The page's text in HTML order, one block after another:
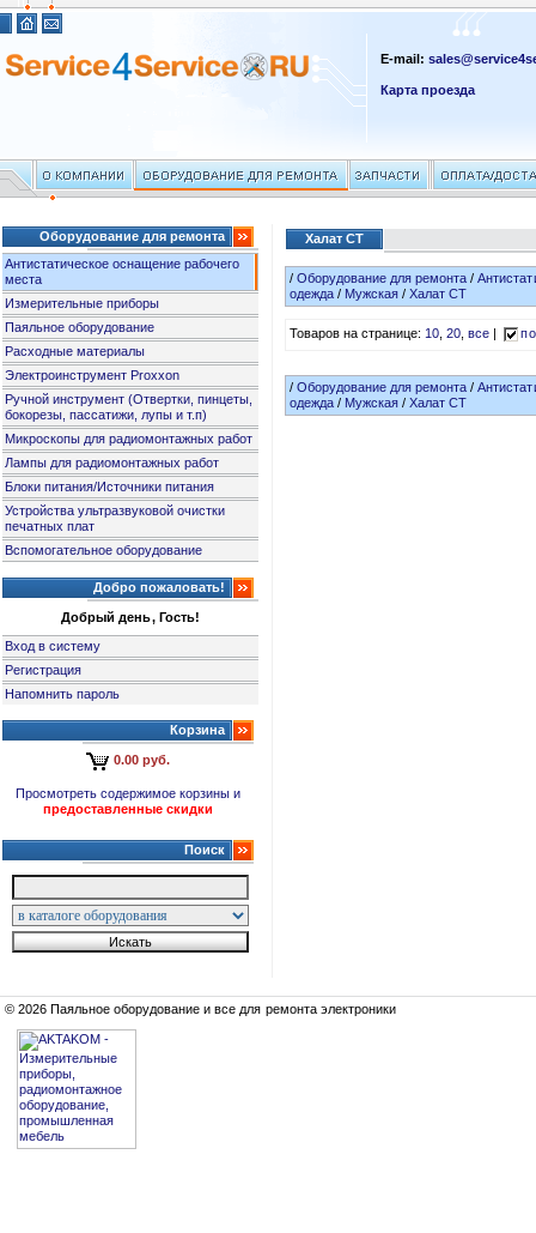
E-mail:
Карта проезда
Оборудование для ремонта
Антистатическое оснащение рабочего
места
Измерительные приборы
Паяльное оборудование
Расходные материалы
Электроинструмент Proxxon
Ручной инструмент (Отвертки, пинцеты,
бокорезы, пассатижи, лупы и т.п)
Микроскопы для радиомонтажных работ
Лампы для радиомонтажных работ
Блоки питания/Источники питания
Устройства ультразвуковой очистки
печатных плат
Вспомогательное оборудование
Добро пожаловать!
Добрый день, Гость!
Вход в систему
Регистрация
Напомнить пароль
Корзина
0.00 руб.
Просмотреть содержимое корзины и
предоставленные скидки
Поиск
Халат СТ
/Оборудование для ремонта /
одежда/ Мужская /Халат СТ
Товаров на странице:10,20,все
/Оборудование для ремонта /
одежда/ Мужская /Халат СТ
© 2026 Паяльное оборудование и все для ремонта электроники